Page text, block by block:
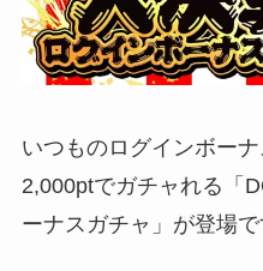
いつものログインボーナ
2,000ptでガチャれる「
ーナスガチャ」が登場で